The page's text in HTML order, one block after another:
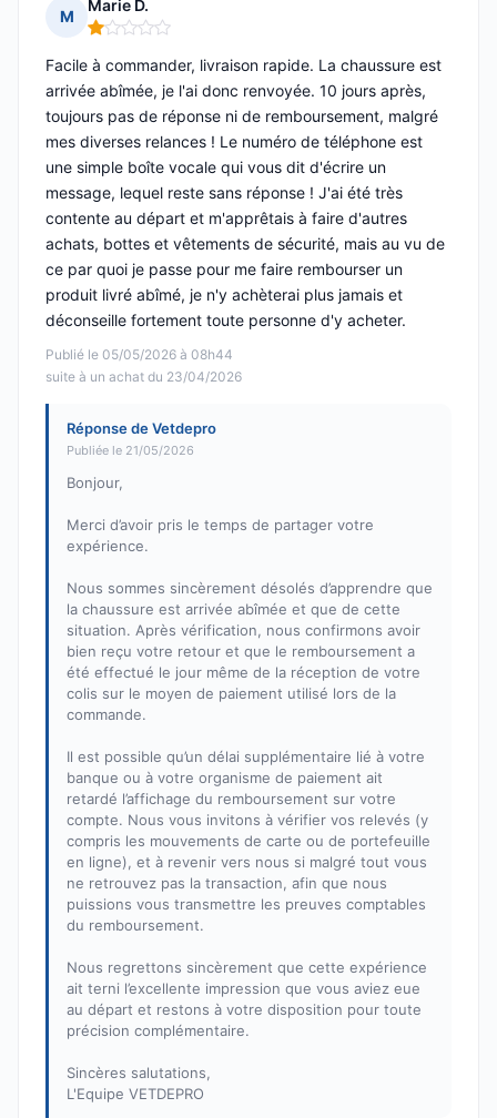
M
Marie D.
Note : 1 sur 5
Publié le 05/05/2026 à 08h44
suite à un achat du 23/04/2026
Facile à commander, livraison rapide. La chaussure est
arrivée abîmée, je l'ai donc renvoyée. 10 jours après,
toujours pas de réponse ni de remboursement, malgré
mes diverses relances ! Le numéro de téléphone est
une simple boîte vocale qui vous dit d'écrire un
message, lequel reste sans réponse ! J'ai été très
contente au départ et m'apprêtais à faire d'autres
achats, bottes et vêtements de sécurité, mais au vu de
ce par quoi je passe pour me faire rembourser un
produit livré abîmé, je n'y achèterai plus jamais et
déconseille fortement toute personne d'y acheter.
Réponse de Vetdepro
Publiée le 21/05/2026
Bonjour,
Merci d’avoir pris le temps de partager votre
expérience.
Nous sommes sincèrement désolés d’apprendre que
la chaussure est arrivée abîmée et que de cette
situation. Après vérification, nous confirmons avoir
bien reçu votre retour et que le remboursement a
été effectué le jour même de la réception de votre
colis sur le moyen de paiement utilisé lors de la
commande.
Il est possible qu’un délai supplémentaire lié à votre
banque ou à votre organisme de paiement ait
retardé l’affichage du remboursement sur votre
compte. Nous vous invitons à vérifier vos relevés (y
compris les mouvements de carte ou de portefeuille
en ligne), et à revenir vers nous si malgré tout vous
ne retrouvez pas la transaction, afin que nous
puissions vous transmettre les preuves comptables
du remboursement.
Nous regrettons sincèrement que cette expérience
ait terni l’excellente impression que vous aviez eue
au départ et restons à votre disposition pour toute
précision complémentaire.
Sincères salutations,
L'Equipe VETDEPRO